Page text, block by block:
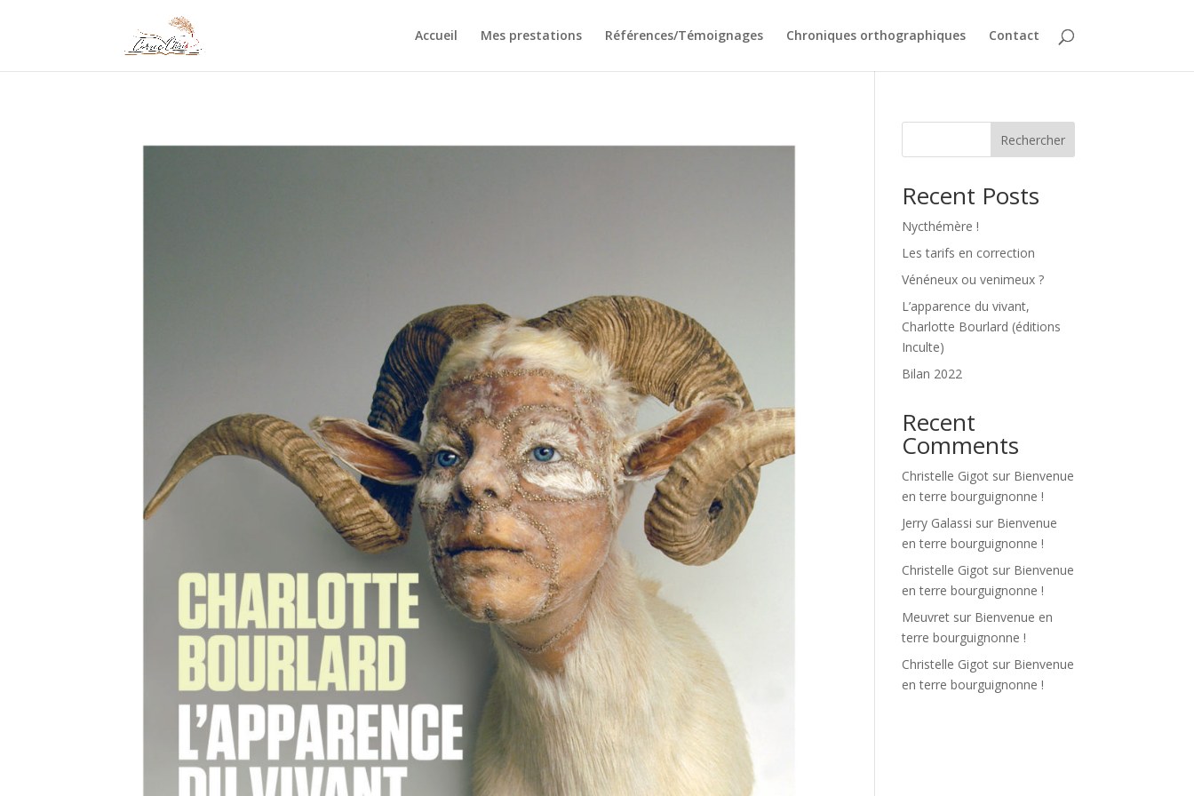
Accueil Mes prestations Références/Témoignages Chroniques orthographiques Contact
Rechercher
Recent Posts
Nycthémère !
Les tarifs en correction
Vénéneux ou venimeux ?
L’apparence du vivant,
Charlotte Bourlard (éditions
Inculte)
Bilan 2022
Recent
Comments
Christelle Gigot sur Bienvenue
en terre bourguignonne !
Jerry Galassi sur Bienvenue
en terre bourguignonne !
Christelle Gigot sur Bienvenue
en terre bourguignonne !
Meuvret sur Bienvenue en
terre bourguignonne !
Christelle Gigot sur Bienvenue
en terre bourguignonne !